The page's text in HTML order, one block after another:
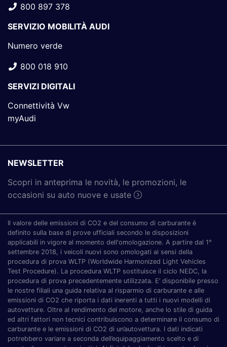
800 897 378
SERVIZIO MOBILITÀ AUDI
Numero verde
800 018 910
SERVIZI DIGITALI
Connettività Vw
myAudi
NEWSLETTER
Scopri in anteprima le novità, le promozioni, le
occasioni su auto nuove e usate
Il valore delle emissioni di CO2 e del consumo di carburante è
definito sulla base di prove ufficiali secondo le disposizioni
applicabili in vigore al momento dell'omologazione. A partire dal 1°
settembre 2018, i veicoli nuovi sono omologati ai sensi della
procedura di prova WLTP (Worldwide Harmonized Light Vehicles
Test Procedure). La procedura WLTP sostituisce il ciclo NEDC, la
procedura di prova precedentemente utilizzata. E’ disponibile presso
le nostre filiali una guida relativa al risparmio di carburante e alle
emissioni di CO2 che riporta i dati inerenti a tutti i nuovi modelli di
autovetture. Oltre al rendimento del motore, anche lo stile di guida
ed altri fattori non tecnici contribuiscono a determinare il consumo di
carburante e le emissioni di CO2 di un’autovettura. I dati indicati
potrebbero variare a seconda dell’equipaggiamento scelto e di